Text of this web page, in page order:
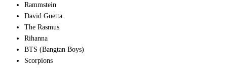
Rammstein
David Guetta
The Rasmus
Rihanna
BTS (Bangtan Boys)
Scorpions